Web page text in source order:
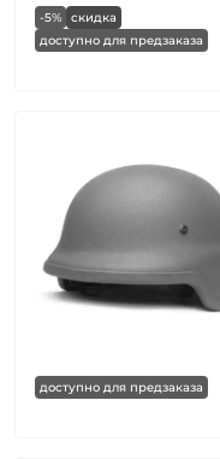
-5%
скидка
доступно для предзаказа
доступно для предзаказа